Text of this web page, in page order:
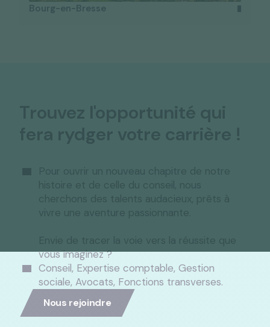
Bourg-en-Bresse
Trouvez l'opportunité qui
fera rydger votre carrière !
Pour ouvrir un nouveau chapitre de notre
histoire et de celle du conseil, nous
cherchons des talents audacieux, prêts à
vivre une aventure passionnante.
Envie de tracer la voie vers la réussite que
vous imaginez ?
Conseil, Expertise comptable, Gestion
sociale, Avocats, Fonctions transverses.
Nous rejoindre